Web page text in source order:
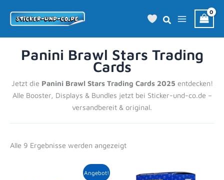
Inhalt
Panini Brawl Stars Trading
Cards
Jetzt die Panini Brawl Stars Trading Cards 2025 entdecken!
Alle Booster, Displays & Bundles jetzt bei Sticker-und-co.de –
versandbereit & original.
Alle 9 Ergebnisse werden angezeigt
Angebot!
Ursprünglicher
Aktueller